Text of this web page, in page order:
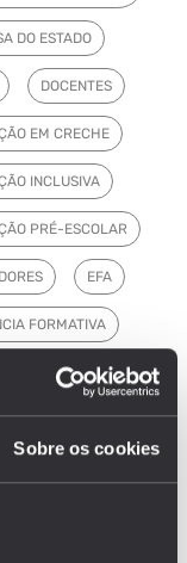
Sobre os cookies
DO ESTADO
DOCENTES
EM CRECHE
INCLUSIVA
PRÉ-ESCOLAR
EFA
FORMATIVA
BÁSICO